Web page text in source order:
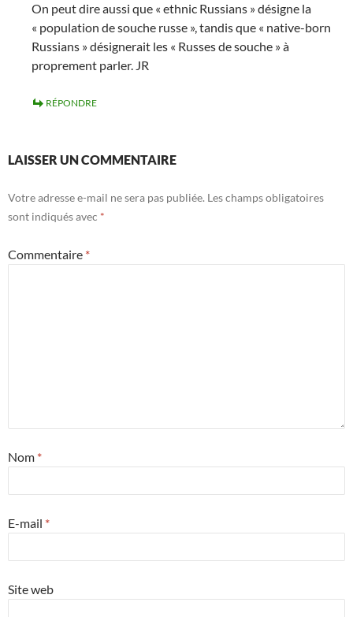
On peut dire aussi que « ethnic Russians » désigne la
« population de souche russe », tandis que « native-born
Russians » désignerait les « Russes de souche » à
proprement parler. JR
RÉPONDRE
LAISSER UN COMMENTAIRE
Votre adresse e-mail ne sera pas publiée. Les champs obligatoires
sont indiqués avec *
Commentaire *
Nom *
E-mail *
Site web